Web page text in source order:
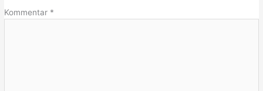
Kommentar *